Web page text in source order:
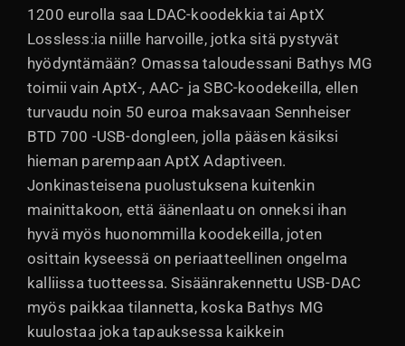
1200 eurolla saa LDAC-koodekkia tai AptX
Lossless:ia niille harvoille, jotka sitä pystyvät
hyödyntämään? Omassa taloudessani Bathys MG
toimii vain AptX-, AAC- ja SBC-koodekeilla, ellen
turvaudu noin 50 euroa maksavaan Sennheiser
BTD 700 -USB-dongleen, jolla pääsen käsiksi
hieman parempaan AptX Adaptiveen.
Jonkinasteisena puolustuksena kuitenkin
mainittakoon, että äänenlaatu on onneksi ihan
hyvä myös huonommilla koodekeilla, joten
osittain kyseessä on periaatteellinen ongelma
kalliissa tuotteessa. Sisäänrakennettu USB-DAC
myös paikkaa tilannetta, koska Bathys MG
kuulostaa joka tapauksessa kaikkein